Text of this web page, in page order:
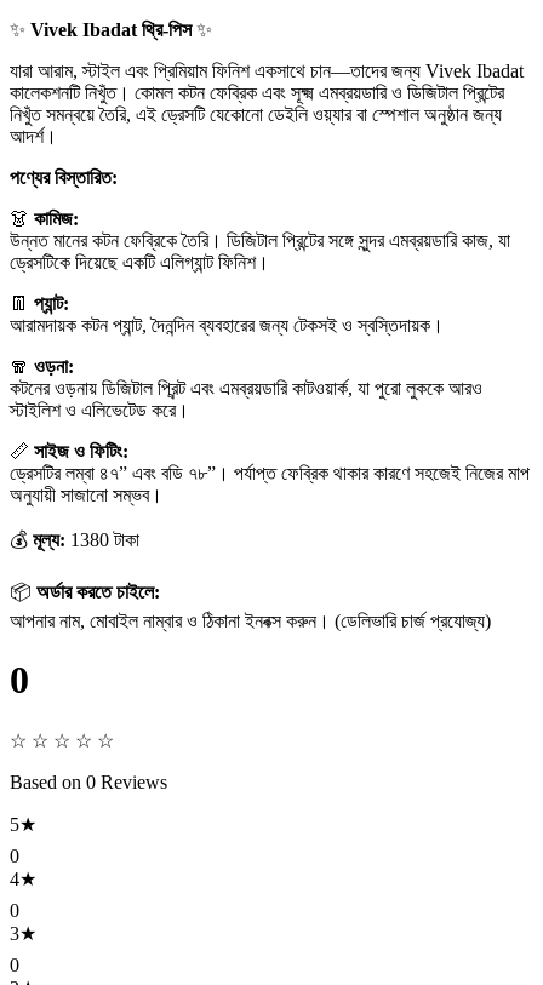
✨ Vivek Ibadat থ্রি-পিস✨
যারা আরাম, স্টাইল এবং প্রিমিয়াম ফিনিশ একসাথে চান—তাদের জন্য Vivek Ibadat
কালেকশনটি নিখুঁত। কোমল কটন ফেব্রিক এবং সূক্ষ্ম এমব্রয়ডারি ও ডিজিটাল প্রিন্টের
নিখুঁত সমন্বয়ে তৈরি, এই ড্রেসটি যেকোনো ডেইলি ওয়্যার বা স্পেশাল অনুষ্ঠান জন্য
আদর্শ।
পণ্যের বিস্তারিত:
👗 কামিজ:
উন্নত মানের কটন ফেব্রিকে তৈরি। ডিজিটাল প্রিন্টের সঙ্গে সুন্দর এমব্রয়ডারি কাজ, যা
ড্রেসটিকে দিয়েছে একটি এলিগ্যান্ট ফিনিশ।
👖 প্যান্ট:
আরামদায়ক কটন প্যান্ট, দৈনন্দিন ব্যবহারের জন্য টেকসই ও স্বস্তিদায়ক।
🧣 ওড়না:
কটনের ওড়নায় ডিজিটাল প্রিন্ট এবং এমব্রয়ডারি কাটওয়ার্ক, যা পুরো লুককে আরও
স্টাইলিশ ও এলিভেটেড করে।
📏 সাইজ ও ফিটিং:
ড্রেসটির লম্বা ৪৭” এবং বডি ৭৮”। পর্যাপ্ত ফেব্রিক থাকার কারণে সহজেই নিজের মাপ
অনুযায়ী সাজানো সম্ভব।
💰 মূল্য: 1380 টাকা
📦 অর্ডার করতে চাইলে:
আপনার নাম, মোবাইল নাম্বার ও ঠিকানা ইনবক্স করুন। (ডেলিভারি চার্জ প্রযোজ্য)
0
☆ ☆ ☆ ☆ ☆
Based on 0 Reviews
5★
0
4★
0
3★
0